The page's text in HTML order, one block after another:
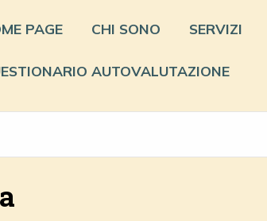
PAGE CHI SONO SERVIZI
AUTOVALUTAZIONE